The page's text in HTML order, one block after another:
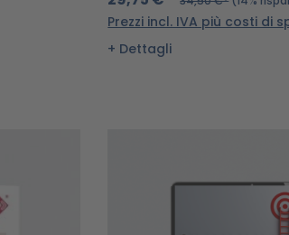
Prezzi incl. IVA più costi di
Dettagli